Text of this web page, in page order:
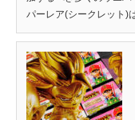
パーレア(シークレット)